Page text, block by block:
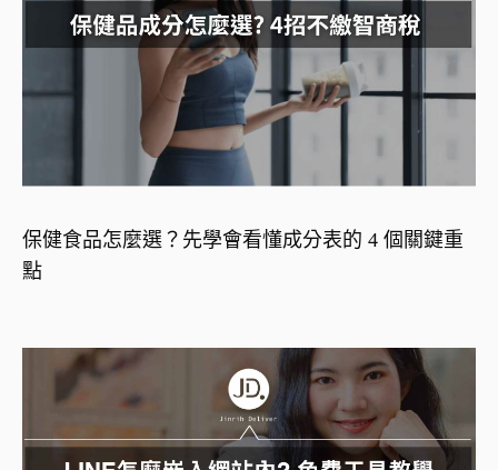
保健食品怎麼選？先學會看懂成分表的 4 個關鍵重
點